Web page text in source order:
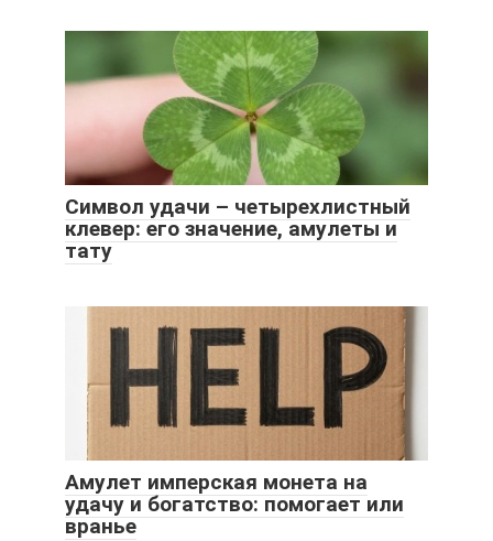
Символ удачи – четырехлистный
клевер: его значение, амулеты и
тату
Амулет имперская монета на
удачу и богатство: помогает или
вранье